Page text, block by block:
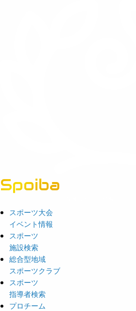
Spoiba
スポーツ大会
イベント情報
スポーツ
施設検索
総合型地域
スポーツクラブ
スポーツ
指導者検索
プロチーム